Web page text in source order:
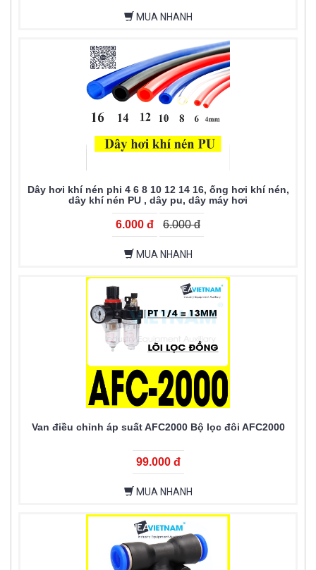
MUA NHANH
Dây hơi khí nén phi 4 6 8 10 12 14 16, ống hơi khí nén,
dây khí nén PU , dây pu, dây máy hơi
6.000 đ 6.000 đ
MUA NHANH
Van điều chỉnh áp suất AFC2000 Bộ lọc đôi AFC2000
99.000 đ
MUA NHANH